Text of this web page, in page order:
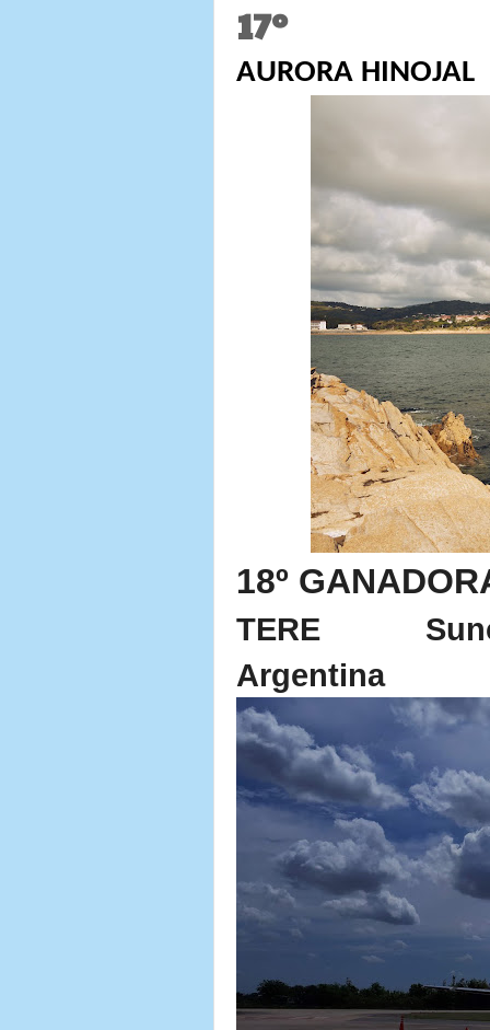
17º
AURORA
18º
TERE
Argentina